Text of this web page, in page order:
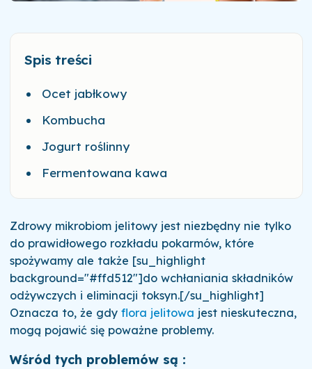
Spis treści
Ocet jabłkowy
Kombucha
Jogurt roślinny
Fermentowana kawa
Zdrowy mikrobiom jelitowy jest niezbędny nie tylko
do prawidłowego rozkładu pokarmów, które
spożywamy ale także [su_highlight
background="#ffd512"]do wchłaniania składników
odżywczych i eliminacji toksyn.[/su_highlight]
Oznacza to, że gdy flora jelitowa jest nieskuteczna,
mogą pojawić się poważne problemy.
Wśród tych problemów są :